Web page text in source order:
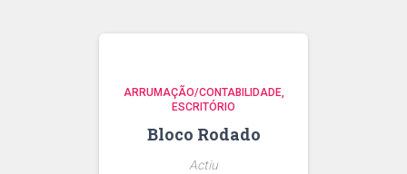
ARRUMAÇÃO/CONTABILIDADE
ESCRITÓRIO
Bloco Rodado
Actiu